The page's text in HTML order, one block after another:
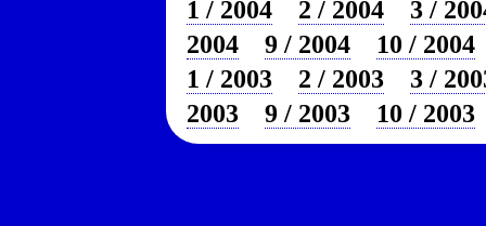
1 / 2004 2 / 2004
3 /
2004
9 / 2004
10 / 2004
1 / 2003
2 / 2003
3 /
2003
9 / 2003 10 / 2003